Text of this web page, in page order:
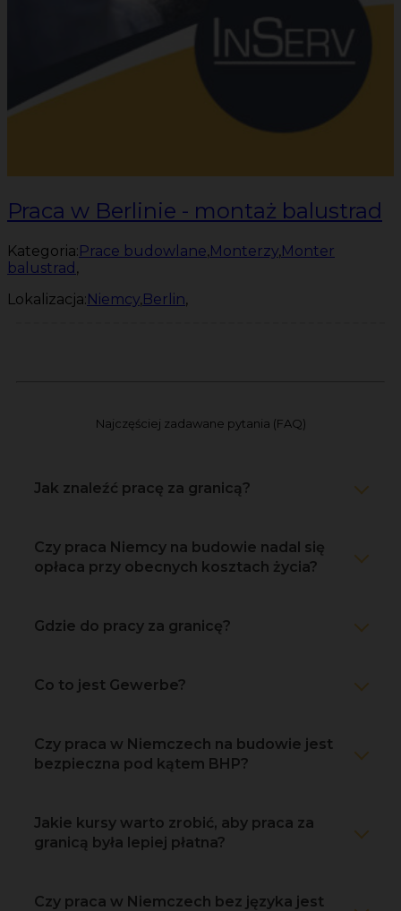
Praca w Berlinie - montaż balustrad
Kategoria:Prace budowlane,Monterzy,Monter
balustrad ,
Lokalizacja:Niemcy,Berlin,
Najczęściej zadawane pytania (FAQ)
Jak znaleźć pracę za granicą?
Czy praca Niemcy na budowie nadal się
opłaca przy obecnych kosztach życia?
Gdzie do pracy za granicę?
Co to jest Gewerbe?
Czy praca w Niemczech na budowie jest
bezpieczna pod kątem BHP?
Jakie kursy warto zrobić, aby praca za
granicą była lepiej płatna?
Czy praca w Niemczech bez języka jest